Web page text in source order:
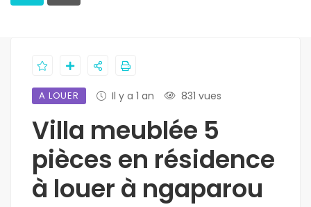
A LOUER Il y a 1 an 831 vues
Villa meublée 5
pièces en résidence
à louer à ngaparou